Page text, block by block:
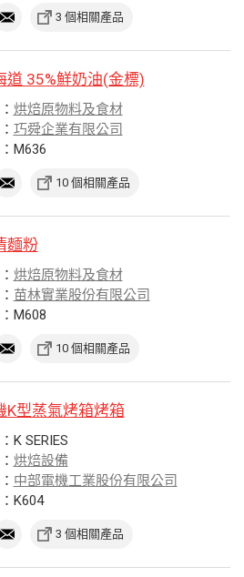
3 個相關產品
道 35%鮮奶油(金標)
烘焙原物料及食材
巧舜企業有限公司
M636
10 個相關產品
麵粉
烘焙原物料及食材
苗林實業股份有限公司
M608
10 個相關產品
K型蒸氣烤箱烤箱
K SERIES
烘焙設備
中部電機工業股份有限公司
K604
3 個相關產品